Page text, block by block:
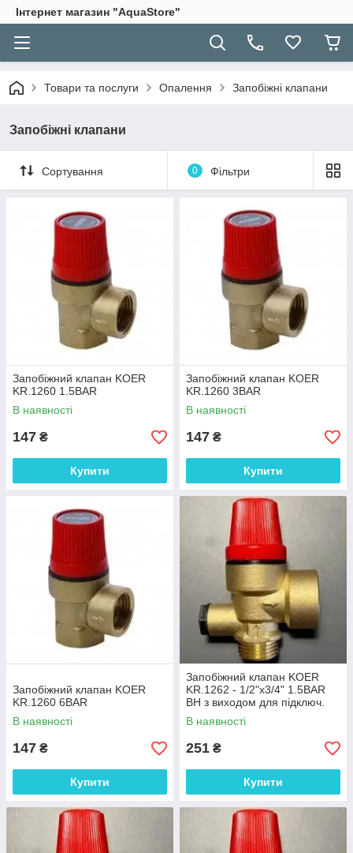
Інтернет магазин "AquaStore"
Товари та послуги Опалення Запобіжні клапани
Запобіжні клапани
Сортування 0 Фільтри
Запобіжний клапан KOER
KR.1260 1.5BAR
В наявності
147 ₴
Купити
Запобіжний клапан KOER
KR.1260 3BAR
В наявності
147 ₴
Купити
Запобіжний клапан KOER
KR.1260 6BAR
В наявності
147 ₴
Купити
Запобіжний клапан KOER
KR.1262 - 1/2"х3/4" 1.5BAR
ВН з виходом для підключ.
манометра
В наявності
251 ₴
Купити